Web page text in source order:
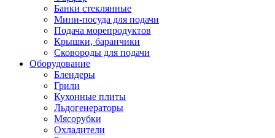
Банки стеклянные
Мини-посуда для подачи
Подача морепродуктов
Крышки, баранчики
Сковороды для подачи
Оборудование
Блендеры
Грили
Кухонные плиты
Льдогенераторы
Мясорубки
Охладители